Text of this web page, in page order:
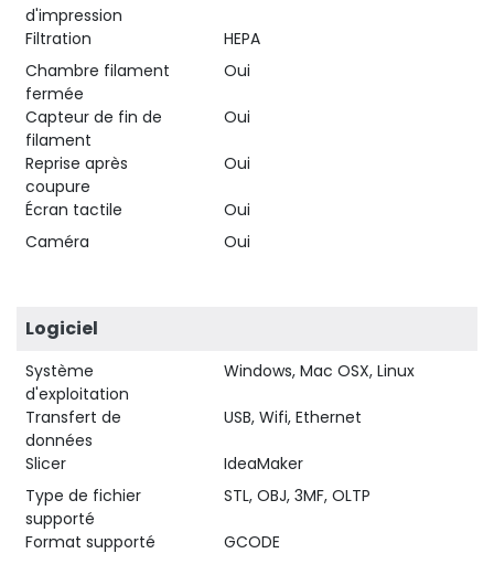
d'impression
Filtration
HEPA
Chambre filament
fermée
Oui
Capteur de fin de
filament
Oui
Reprise après
coupure
Oui
Écran tactile
Oui
Caméra
Oui
Logiciel
Système
d'exploitation
Windows, Mac OSX, Linux
Transfert de
données
USB, Wifi, Ethernet
Slicer
IdeaMaker
Type de fichier
supporté
STL, OBJ, 3MF, OLTP
Format supporté GCODE